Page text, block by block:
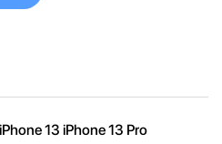
iPhone 13 iPhone 13 Pro